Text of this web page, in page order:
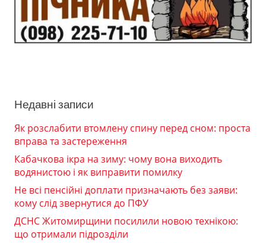
Недавні записи
Як розслабити втомлену спину перед сном: проста
вправа та застереження
Кабачкова ікра на зиму: чому вона виходить
водянистою і як виправити помилку
Не всі пенсійні доплати призначають без заяви:
кому слід звернутися до ПФУ
ДСНС Житомирщини посилили новою технікою:
що отримали підрозділи